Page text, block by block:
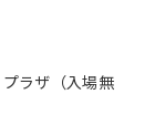
ラザ（入場無